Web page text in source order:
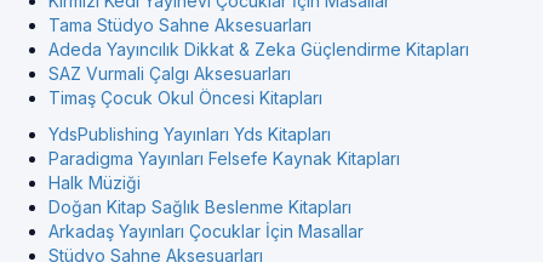
Tama Stüdyo Sahne Aksesuarları
Adeda Yayıncılık Dikkat & Zeka Güçlendirme Kitapları
SAZ Vurmali Çalgı Aksesuarları
Timaş Çocuk Okul Öncesi Kitapları
YdsPublishing Yayınları Yds Kitapları
Paradigma Yayınları Felsefe Kaynak Kitapları
Halk Müziği
Doğan Kitap Sağlık Beslenme Kitapları
Arkadaş Yayınları Çocuklar İçin Masallar
Stüdyo Sahne Aksesuarları